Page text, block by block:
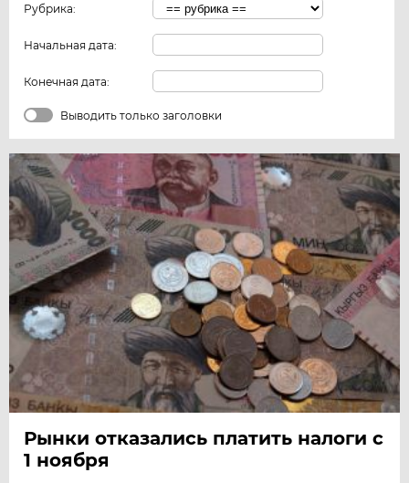
Рубрика:
Начальная дата:
Конечная дата:
Выводить только заголовки
Рынки отказались платить налоги с
1 ноября